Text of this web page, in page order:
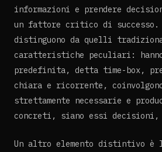
informazioni e prendere
un fattore critico di
distinguono da quelli
caratteristiche peculiari:
predefinita, detta time-box,
chiara e ricorrente,
strettamente necessarie e
concreti, siano essi decisioni,
Un altro elemento distintivo è